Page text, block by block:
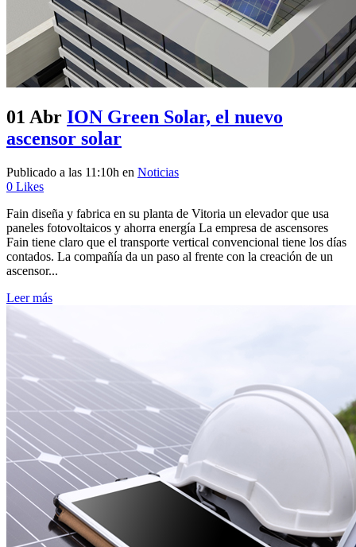
01 Abr ION Green Solar, el nuevo
ascensor solar
Publicado a las 11:10h en Noticias
0 Likes
Fain diseña y fabrica en su planta de Vitoria un elevador que usa
paneles fotovoltaicos y ahorra energía La empresa de ascensores
Fain tiene claro que el transporte vertical convencional tiene los días
contados. La compañía da un paso al frente con la creación de un
ascensor...
Leer más